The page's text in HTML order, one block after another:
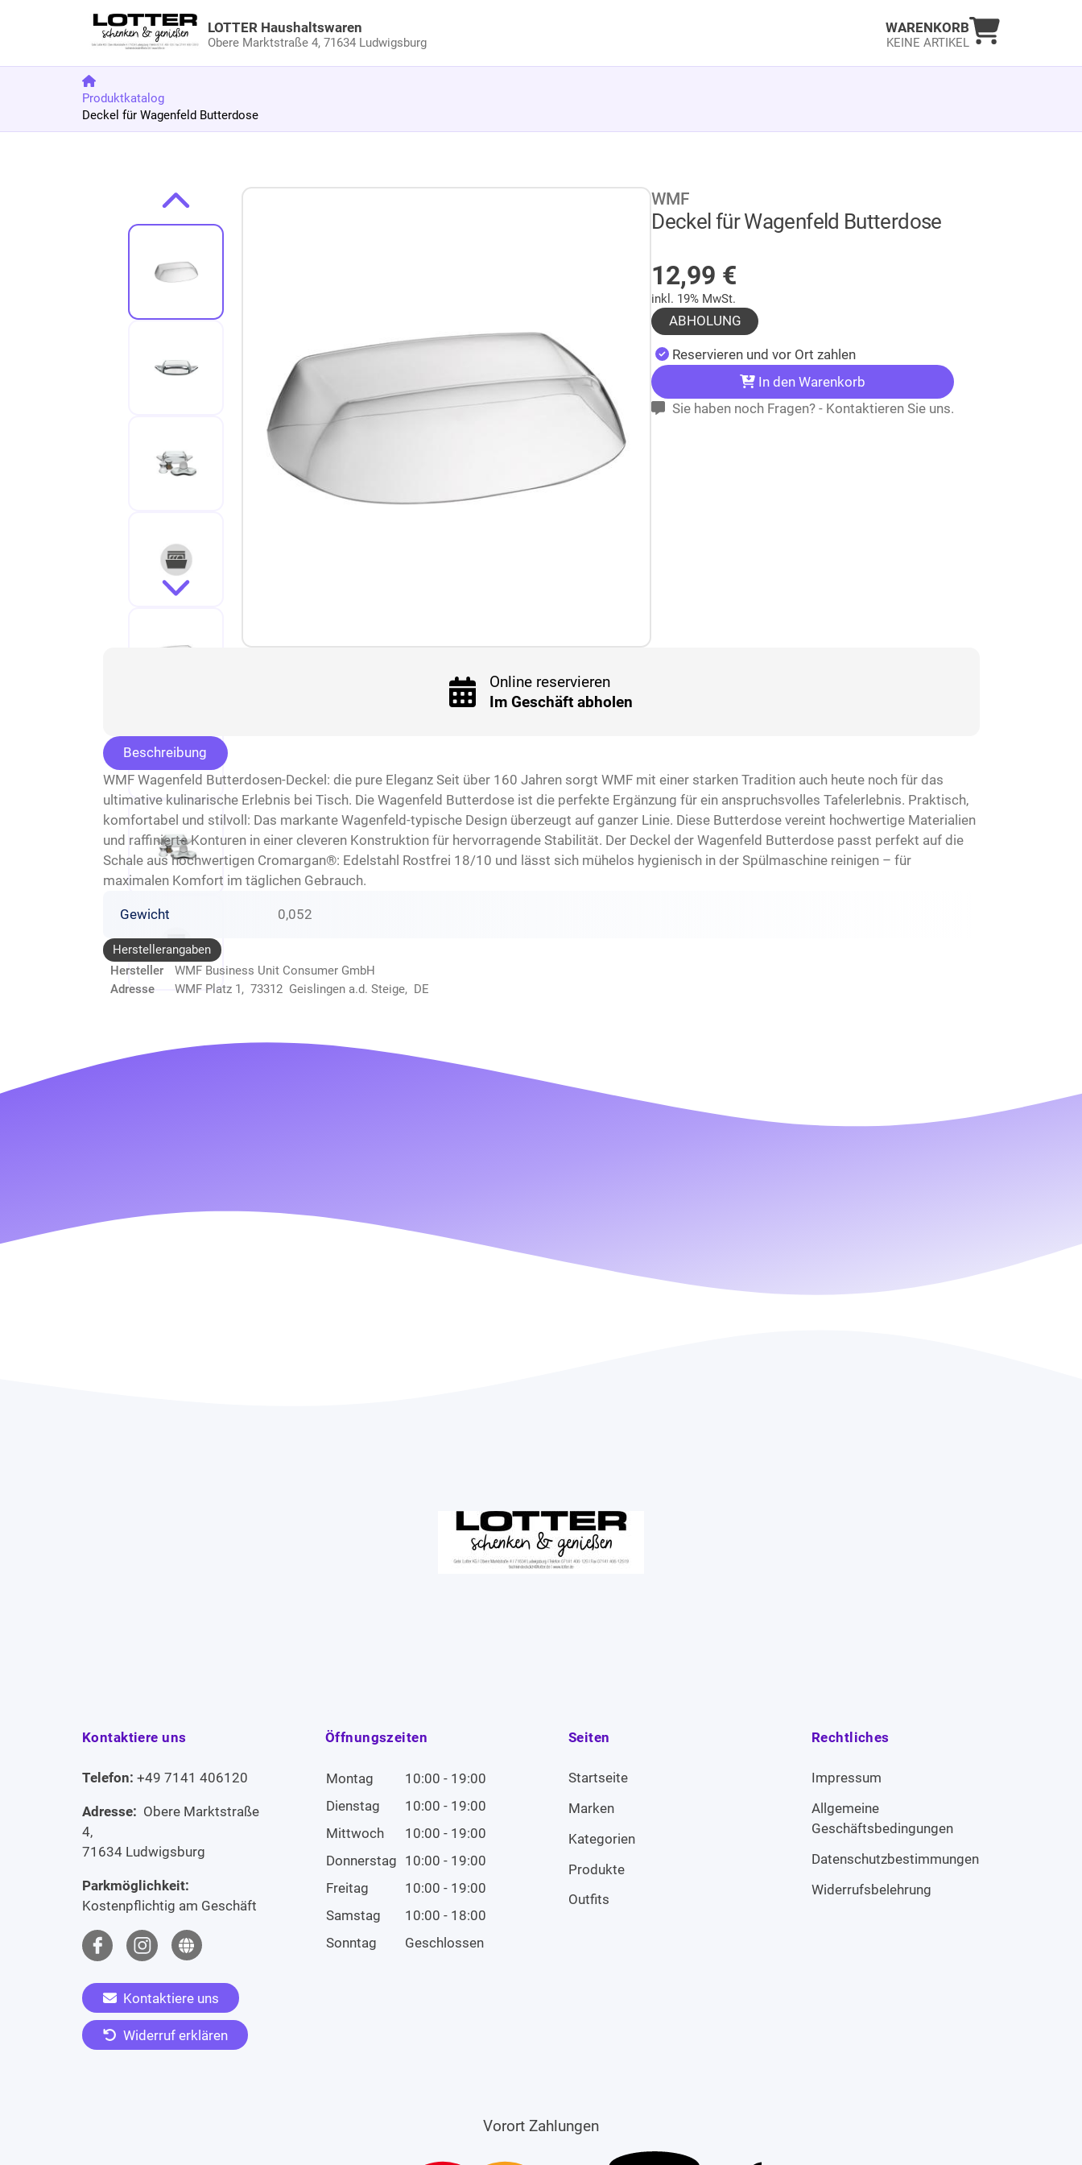
LOTTER Haushaltswaren
Obere Marktstraße 4, 71634 Ludwigsburg
WARENKORB
KEINE ARTIKEL
Warenkorb
Produktkatalog
Deckel für Wagenfeld Butterdose
Zur Produktbeschreibung springen WMF
Deckel für Wagenfeld Butterdose
12,99 €
inkl. 19% MwSt.
ABHOLUNG
Reservieren und vor Ort zahlen
In den Warenkorb
Sie haben noch Fragen? - Kontaktieren Sie uns.
Online reservieren
Im Geschäft abholen
Beschreibung
WMF Wagenfeld Butterdosen-Deckel: die pure Eleganz Seit über 160 Jahren sorgt WMF mit einer starken Tradition auch heute noch für das
ultimative kulinarische Erlebnis bei Tisch. Die Wagenfeld Butterdose ist die perfekte Ergänzung für ein anspruchsvolles Tafelerlebnis. Praktisch,
komfortabel und stilvoll: Das markante Wagenfeld-typische Design überzeugt auf ganzer Linie. Diese Butterdose vereint hochwertige Materialien
und raffinierte Konturen in einer cleveren Konstruktion für hervorragende Stabilität. Der Deckel der Wagenfeld Butterdose passt perfekt auf die
Schale aus hochwertigen Cromargan®: Edelstahl Rostfrei 18/10 und lässt sich mühelos hygienisch in der Spülmaschine reinigen – für
maximalen Komfort im täglichen Gebrauch.
Gewicht 0,052
Herstellerangaben
Hersteller
WMF Business Unit Consumer GmbH
Adresse
WMF Platz 1, 73312 Geislingen a.d. Steige, DE
Kontaktiere uns
Telefon: +49 7141 406120
Adresse: Obere Marktstraße
4,
71634 Ludwigsburg
Parkmöglichkeit:
Kostenpflichtig am Geschäft
Kontaktiere uns
Widerruf erklären
Öffnungszeiten
Montag
10:00 - 19:00
Dienstag
10:00 - 19:00
Mittwoch
10:00 - 19:00
Donnerstag 10:00 - 19:00
Freitag
10:00 - 19:00
Samstag
10:00 - 18:00
Sonntag
Geschlossen
Seiten
Startseite
Marken
Kategorien
Produkte
Outfits
Rechtliches
Impressum
Allgemeine
Geschäftsbedingungen
Datenschutzbestimmungen
Widerrufsbelehrung
Vorort Zahlungen